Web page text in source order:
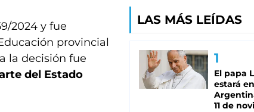
2024 y fue
provincial
la decisión fue
del Estado
LAS MÁS LEÍDAS
El papa
estará
11 de